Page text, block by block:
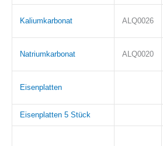
Kaliumkarbonat ALQ0026
Natriumkarbonat ALQ0020
Eisenplatten
Eisenplatten 5 Stück